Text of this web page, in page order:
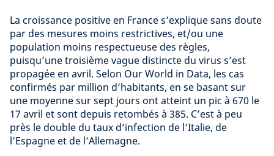
La croissance positive en France s’explique sans doute
par des mesures moins restrictives, et/ou une
population moins respectueuse des règles,
puisqu’une troisième vague distincte du virus s’est
propagée en avril. Selon Our World in Data, les cas
confirmés par million d’habitants, en se basant sur
une moyenne sur sept jours ont atteint un pic à 670 le
17 avril et sont depuis retombés à 385. C’est à peu
près le double du taux d’infection de l’Italie, de
l’Espagne et de l’Allemagne.